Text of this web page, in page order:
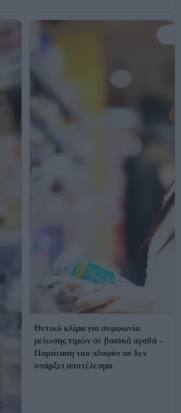
Θετικό κλίμα για συμφωνία
μείωσης τιμών σε βασικά αγαθά –
Παράταση του πλαφόν αν δεν
υπάρξει αποτέλεσμα